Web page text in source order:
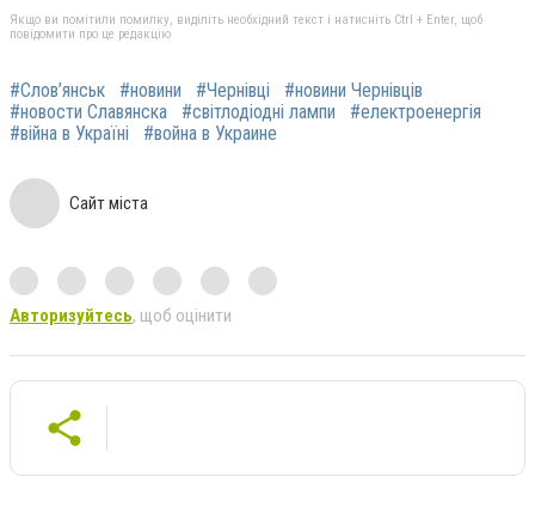
Якщо ви помітили помилку, виділіть необхідний текст і натисніть Ctrl + Enter, щоб
повідомити про це редакцію
#Слов’янськ #новини #Чернівці
#новини Чернівців
#новости Славянска
#світлодіодні лампи
#електроенергія
#війна в Україні
#война в Украине
Сайт міста
Авторизуйтесь, щоб оцінити